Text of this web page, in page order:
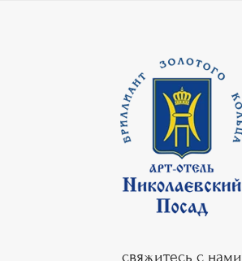
свяжитесь с нами